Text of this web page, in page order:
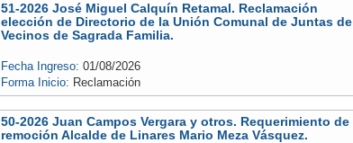
51-2026 José Miguel Calquín Retamal. Reclamación
elección de Directorio de la Unión Comunal de Juntas de
Vecinos de Sagrada Familia.
Fecha Ingreso: 01/08/2026
Forma Inicio: Reclamación
50-2026 Juan Campos Vergara y otros. Requerimiento de
remoción Alcalde de Linares Mario Meza Vásquez.